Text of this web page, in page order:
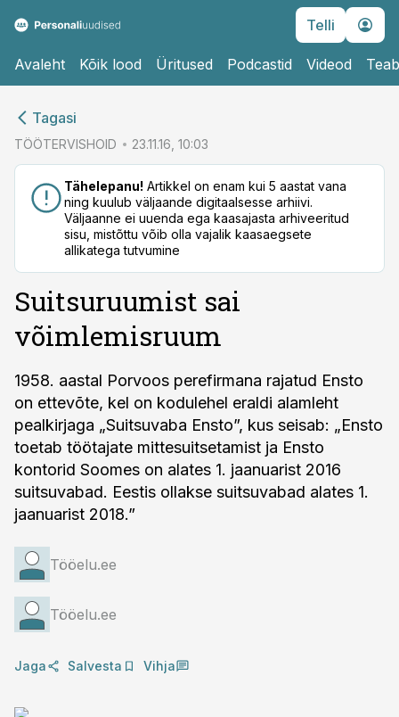
Telli
Avaleht Kõik lood Üritused Podcastid Videod
Tagasi
TÖÖTERVISHOID 23.11.16, 10:03
Tähelepanu! Artikkel on enam kui 5 aastat vana
ning kuulub väljaande digitaalsesse arhiivi.
Väljaanne ei uuenda ega kaasajasta arhiveeritud
sisu, mistõttu võib olla vajalik kaasaegsete
allikatega tutvumine
Suitsuruumist sai
võimlemisruum
1958. aastal Porvoos perefirmana rajatud Ensto
on ettevõte, kel on kodulehel eraldi alamleht
pealkirjaga „Suitsuvaba Ensto”, kus seisab: „Ensto
toetab töötajate mittesuitsetamist ja Ensto
kontorid Soomes on alates 1. jaanuarist 2016
suitsuvabad. Eestis ollakse suitsuvabad alates 1.
jaanuarist 2018.”
Tööelu.ee
Tööelu.ee
Jaga Salvesta Vihja